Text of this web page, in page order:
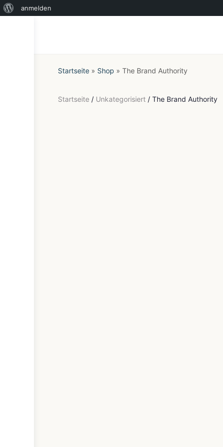
Über
anmelden
Startseite » Shop » The Brand Authority
Startseite / Unkategorisiert / The Brand Authority